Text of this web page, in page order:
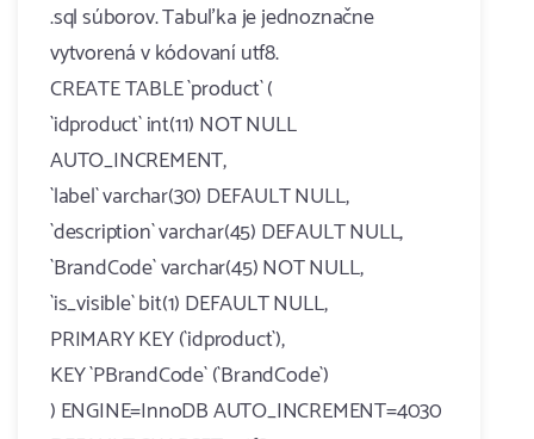
.sql súborov. Tabuľka je jednoznačne
vytvorená v kódovaní utf8.
CREATE TABLE `product` (
`idproduct` int(11) NOT NULL
AUTO_INCREMENT,
`label` varchar(30) DEFAULT NULL,
`description` varchar(45) DEFAULT NULL,
`BrandCode` varchar(45) NOT NULL,
`is_visible` bit(1) DEFAULT NULL,
PRIMARY KEY (`idproduct`),
KEY `PBrandCode` (`BrandCode`)
) ENGINE=InnoDB AUTO_INCREMENT=4030